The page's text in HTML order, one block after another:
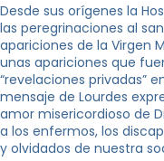
Desde sus orígenes la
las peregrinaciones al
apariciones de la Virgen
unas apariciones que
“revelaciones privadas”
mensaje de Lourdes
amor misericordioso de
a los enfermos, los
y olvidados de nuestra